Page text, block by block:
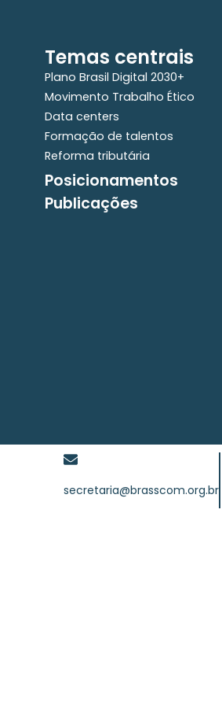
Temas centrais
Plano Brasil Digital 2030+
Movimento Trabalho Ético
Data centers
Formação de talentos
Reforma tributária
Posicionamentos
Publicações
secretaria@brasscom.org.br